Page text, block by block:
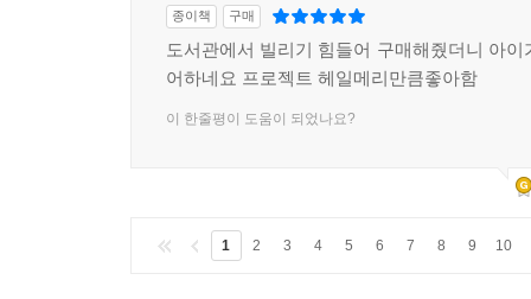
종이책 구매
도서관에서 빌리기 힘들어 구매해줬더니 아이
어하네요 프로젝트 헤일메리만큼좋아함
이 한줄평이 도움이 되었나요?
1 2 3 4 5 6 7 8 9 10